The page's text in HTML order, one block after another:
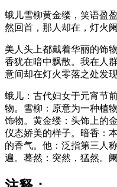
蛾儿雪柳黄金缕，笑语盈
然回首，那人却在，灯火阑
美人头上都戴着华丽的饰
香犹在暗中飘散。我在人
意间却在灯火零落之处发现
蛾儿：古代妇女于元宵节
物。雪柳：原意为一种植
饰物。黄金缕：头饰上的
仪态娇美的样子。暗香：
的香气。他：泛指第三人
遍。蓦然：突然，猛然。